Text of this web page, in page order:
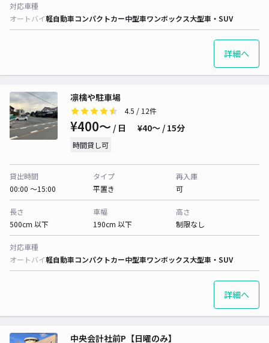
対応車種
オートバイ軽自動車コンパクトカー中型車ワンボックス大型車・SUV
詳細へ
凛檎や駐車場
4.5 / 12件
¥400〜 / 日 ¥40〜 / 15分
時間貸し可
貸出時間
00:00 〜15:00
タイプ
平置き
再入庫
可
長さ
500cm 以下
車幅
190cm 以下
高さ
制限なし
対応車種
オートバイ軽自動車コンパクトカー中型車ワンボックス大型車・SUV
詳細へ
中央会計社前P【日曜のみ】